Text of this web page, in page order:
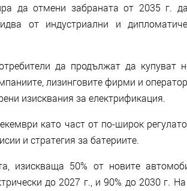
да отмени забраната от 2035 г.
от индустриални и
да продължат да купуват
лизинговите фирми и
изисквания за електрификация.
като част от по-широк
и стратегия за батериите.
изискваща 50% от новите
до 2027 г., и 90% до 2030 г.